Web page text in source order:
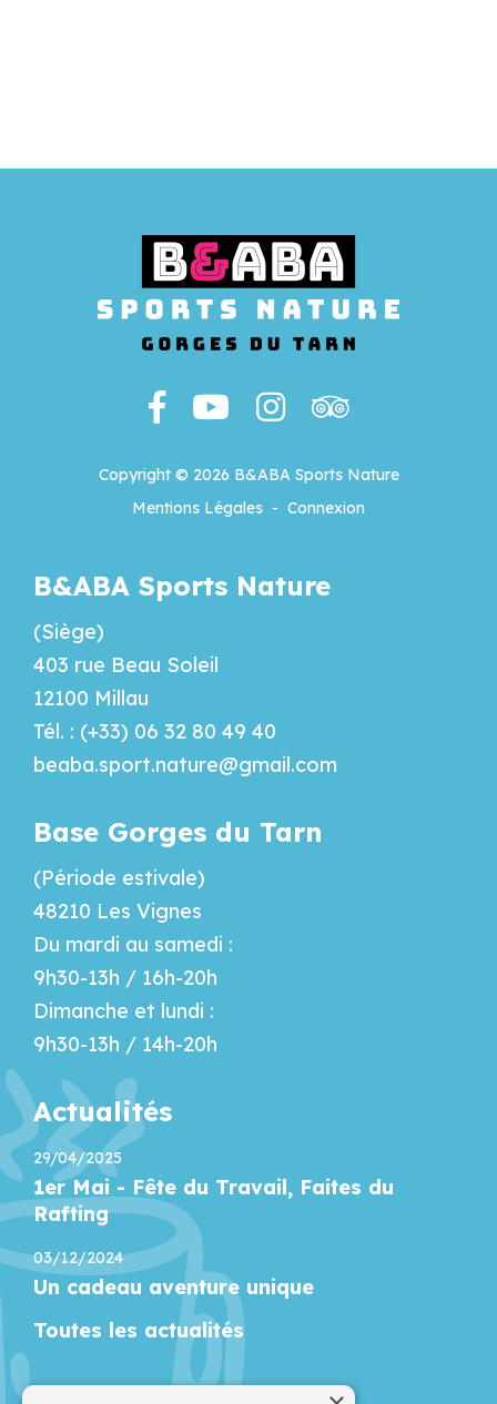
Copyright © 2026 B&ABA Sports Nature
Mentions Légales - Connexion
B&ABA Sports Nature
(Siège)
403 rue Beau Soleil
12100 Millau
Tél. : (+33) 06 32 80 49 40
beaba.sport.nature@gmail.com
Base Gorges du Tarn
(Période estivale)
48210 Les Vignes
Du mardi au samedi :
9h30-13h / 16h-20h
Dimanche et lundi :
9h30-13h / 14h-20h
Actualités
29/04/2025
1er Mai - Fête du Travail, Faites du
Rafting
03/12/2024
Un cadeau aventure unique
Toutes les actualités